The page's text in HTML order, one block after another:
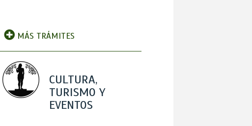
MÁS TRÁMITES
CULTURA,
TURISMO Y
EVENTOS